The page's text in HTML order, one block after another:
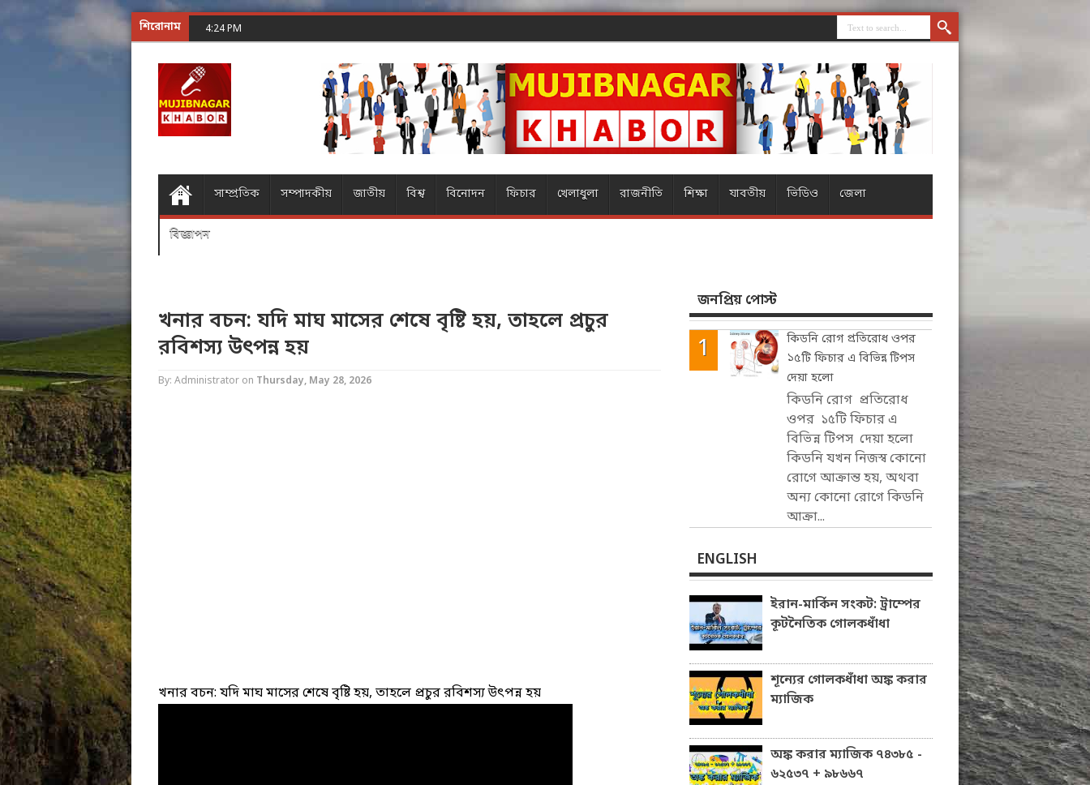
শিরোনাম 4:24 PM
সাম্প্রতিক সম্পাদকীয় জাতীয় বিশ্ব বিনোদন ফিচার খেলাধুলা রাজনীতি শিক্ষা যাবতীয় ভিডিও জেলা
বিজ্ঞাপন
খনার বচন: যদি মাঘ মাসের শেষে বৃষ্টি হয়, তাহলে প্রচুর
রবিশস্য উৎপন্ন হয়
By: Administrator on Thursday, May 28, 2026
খনার বচন: যদি মাঘ মাসের শেষে বৃষ্টি হয়, তাহলে প্রচুর রবিশস্য উৎপন্ন হয়
জনপ্রিয় পোস্ট
কিডনি রোগ প্রতিরোধ ওপর
১৫টি ফিচার এ বিভিন্ন টিপস
দেয়া হলো
কিডনি রোগ প্রতিরোধ
ওপর ১৫টি ফিচার এ
বিভিন্ন টিপস দেয়া হলো
কিডনি যখন নিজস্ব কোনো
রোগে আক্রান্ত হয়, অথবা
অন্য কোনো রোগে কিডনি
আক্রা...
ENGLISH
ইরান-মার্কিন সংকট: ট্রাম্পের
কূটনৈতিক গোলকধাঁধা
শূন্যের গোলকধাঁধা অঙ্ক করার
ম্যাজিক
অঙ্ক করার ম্যাজিক ৭৪৩৮৫ -
৬২৫৩৭ + ৯৮৬৬৭